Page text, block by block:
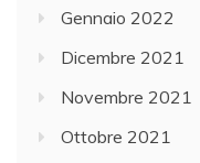
Gennaio 2022
Dicembre 2021
Novembre 2021
Ottobre 2021